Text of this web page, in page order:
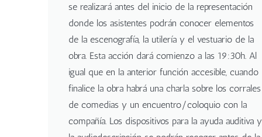
se realizará antes del inicio de la representación
donde los asistentes podrán conocer elementos
de la escenografía, la utilería y el vestuario de la
obra. Esta acción dará comienzo a las 19:30h. Al
igual que en la anterior función accesible, cuando
finalice la obra habrá una charla sobre los corrales
de comedias y un encuentro/coloquio con la
compañía. Los dispositivos para la ayuda auditiva y